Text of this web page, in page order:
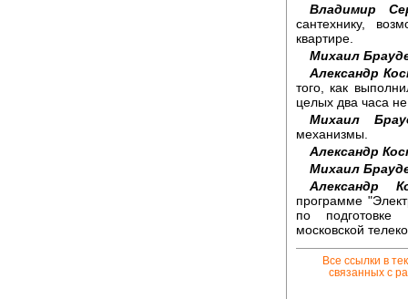
Владимир
сантехнику,
квартире.
Михаил
Александр
того, как
целых два часа
Михаил
механизмы.
Александр
Михаил
Александр
программе
по подготовке
московской
Все ссылки в
связанных с